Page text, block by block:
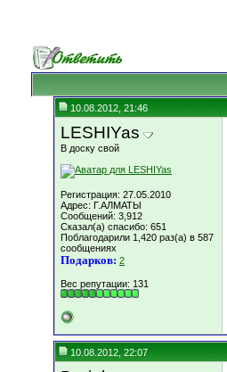
10.08.2012, 21:46
LESHIYas
В доску свой
Регистрация: 27.05.2010
Адрес: Г.АЛМАТЫ
Сообщений: 3,912
Сказал(а) спасибо: 651
Поблагодарили 1,420 раз(а) в 587
сообщениях
Подарков: 2
Вес репутации: 131
10.08.2012, 22:07